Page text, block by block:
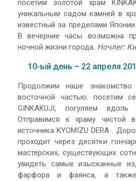
посетим золотой храм
уникальным садом камней в
известный за пределами
В вечерние часы возможна
ночной жизни города. Ночлег:
10-ый день – 22 апреля
Продолжим наше
восточной частью: посетим
GINKAKUJI, погуляем
Отправимся к храму чистой
источника KYOMIZU DERA .
проходит через десятки
мастерских, существующих
увидеть самые изысканные
фарфора и фаянса, а